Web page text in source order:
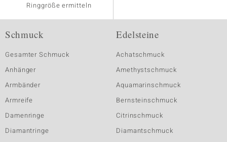
Ringgröße ermitteln
Schmuck
Gesamter Schmuck
Anhänger
Armbänder
Armreife
Damenringe
Diamantringe
Edelsteine
Achatschmuck
Amethystschmuck
Aquamarinschmuck
Bernsteinschmuck
Citrinschmuck
Diamantschmuck